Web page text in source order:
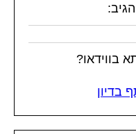
הגיב:
בווידאו?
בדיון